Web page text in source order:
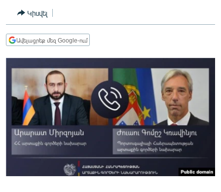
ՀԱՍԱՐԱԿՈՒԹՅՈՒՆ
ՏՆՏԵՍՈՒԹՅՈՒՆ
ՂԱՐԱԲԱՂ
ՊԱՏԵՐԱԶՄԻ 6 ՇԱԲԱԹՆԵՐԸ
ՏԱՐԱԾԱՇՐՋԱՆ
ՄԻՋԱԶԳԱՅԻՆ
ՄՇԱԿՈՒՅԹ
ՍՊՈՐՏ
ՄԵԿՆԱԲԱՆՈՒԹՅՈՒՆ
Կիսվել
Ավելացրեք մեզ Google-ում